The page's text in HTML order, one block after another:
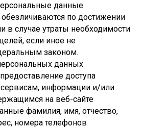
данные
по достижении
в случае утраты необходимости
если иное не
законом.
данных
доступа
информации и/или
на веб-сайте
фамилия, имя, отчество,
номера телефонов